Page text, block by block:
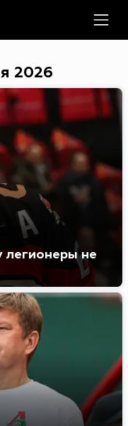
2026
легионеры не